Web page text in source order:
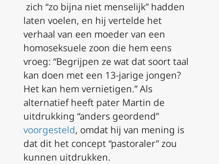
zich “zo bijna niet menselijk” hadden
laten voelen, en hij vertelde het
verhaal van een moeder van een
homoseksuele zoon die hem eens
vroeg: “Begrijpen ze wat dat soort taal
kan doen met een 13-jarige jongen?
Het kan hem vernietigen.” Als
alternatief heeft pater Martin de
uitdrukking “anders geordend”
voorgesteld, omdat hij van mening is
dat dit het concept “pastoraler” zou
kunnen uitdrukken.